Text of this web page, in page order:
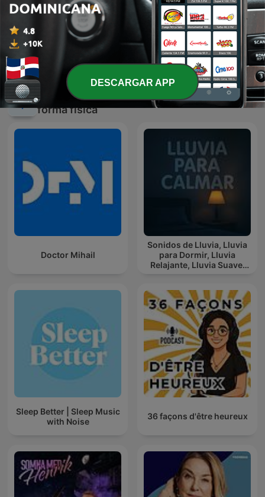
Relax
Más podcasts internacionales de Salud y
forma física
Doctor Mihail
Sonidos de Lluvia, Lluvia
para Dormir, Lluvia
Relajante, Lluvia Suave,
Sleep Better | Sleep Music
with Noise
36 façons d'être heureux
DESCARGAR APP